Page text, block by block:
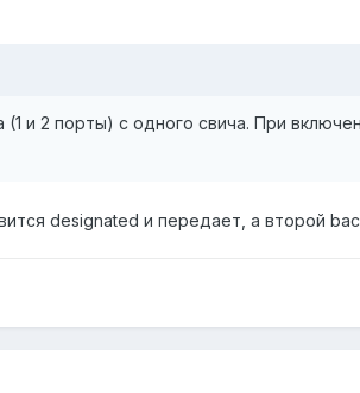
и 2 порты) с одного свича. При
designated и передает, а второй